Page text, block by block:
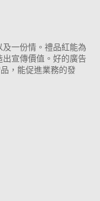
一份情。禮品紅能為
宣傳價值。好的廣告
，能促進業務的發